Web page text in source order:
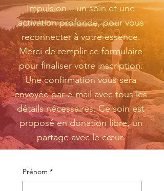
Impulsion – un soin et une
activation profonde, pour vous
reconnecter à votre essence.
Merci de remplir ce formulaire
pour finaliser votre inscription.
Une confirmation vous sera
envoyée par e-mail avec tous les
détails nécessaires. Ce soin est
proposé en donation libre, un
partage avec le cœur.
Prénom *